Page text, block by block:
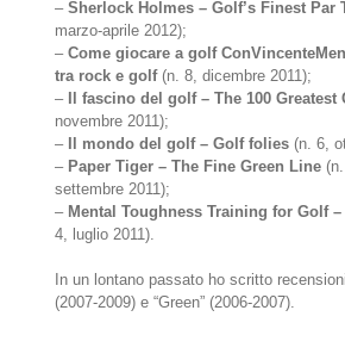
–Sherlock Holmes – Golf’s Finest Par
marzo-aprile 2012);
–Come giocare a golf
tra rock e golf(n. 8, dicembre 2011);
–
Il fascino del golf – The 100 Greatest
novembre 2011);
–
Il mondo del golf – Golf folies (n. 6,
– Paper Tiger – The Fine Green Line
settembre 2011);
– Mental Toughness Training for Golf
4, luglio 2011).
In un lontano passato ho scritto
(2007-2009) e “Green” (2006-2007).